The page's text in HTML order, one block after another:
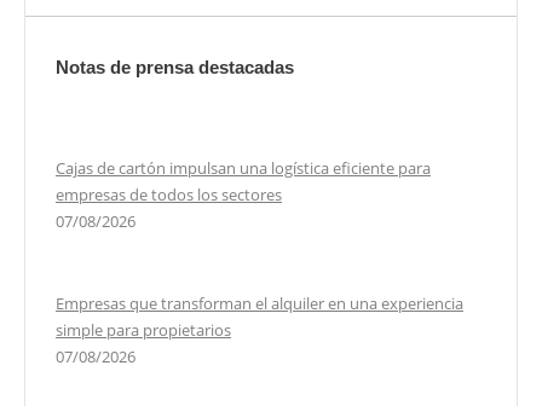
Notas de prensa destacadas
Cajas de cartón impulsan una logística eficiente para
empresas de todos los sectores
07/08/2026
Empresas que transforman el alquiler en una experiencia
simple para propietarios
07/08/2026